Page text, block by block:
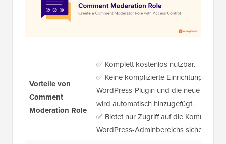
Vorteile von
Comment
Moderation Role
✅ Komplett kostenlos nutzbar.
✅ Keine komplizierte Einrichtung –
WordPress-Plugin und die neue Rolle
wird automatisch hinzugefügt.
✅ Bietet nur Zugriff auf die
WordPress-Adminbereichs sicher.